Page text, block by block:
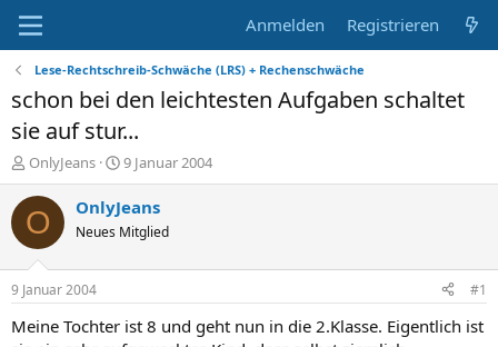
Anmelden Registrieren
Lese-Rechtschreib-Schwäche (LRS) + Rechenschwäche
schon bei den leichtesten Aufgaben schaltet
sie auf stur...
E
r
s
t
e
r
OnlyJeans
E
r
s
e
t
a
m
9 Januar 2004
O OnlyJeans
Neues Mitglied
9 Januar 2004 #1
Meine Tochter ist 8 und geht nun in die 2.Klasse. Eigentlich ist